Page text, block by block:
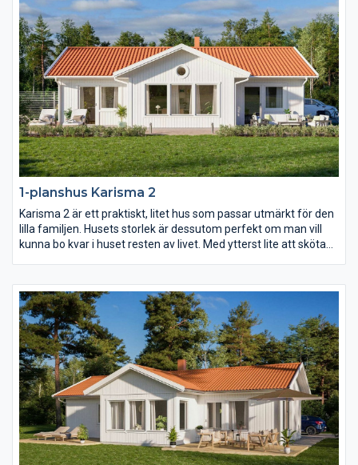
1-planshus Karisma 2
Karisma 2 är ett praktiskt, litet hus som passar utmärkt för den
lilla familjen. Husets storlek är dessutom perfekt om man vill
kunna bo kvar i huset resten av livet. Med ytterst lite att sköta
varje rum är generöst tilltagna och det finns stora möjligheter
att anpassa inredningen efter just era behov.